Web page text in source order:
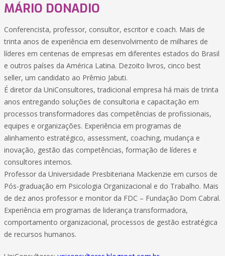
MÁRIO DONADIO
Conferencista, professor, consultor, escritor e coach. Mais de
trinta anos de experiência em desenvolvimento de milhares de
líderes em centenas de empresas em diferentes estados do Brasil
e outros países da América Latina. Dezoito livros, cinco best
seller, um candidato ao Prêmio Jabuti.
É diretor da UniConsultores, tradicional empresa há mais de trinta
anos entregando soluções de consultoria e capacitação em
processos transformadores das competências de profissionais,
equipes e organizações. Experiência em programas de
alinhamento estratégico, assessment, coaching, mudança e
inovação, gestão das competências, formação de líderes e
consultores internos.
Professor da Universidade Presbiteriana Mackenzie em cursos de
Pós-graduação em Psicologia Organizacional e do Trabalho. Mais
de dez anos professor e monitor da FDC – Fundação Dom Cabral.
Experiência em programas de liderança transformadora,
comportamento organizacional, processos de gestão estratégica
de recursos humanos.